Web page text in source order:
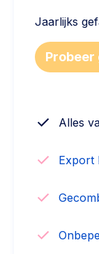
Jaarlijks
Alles
Export